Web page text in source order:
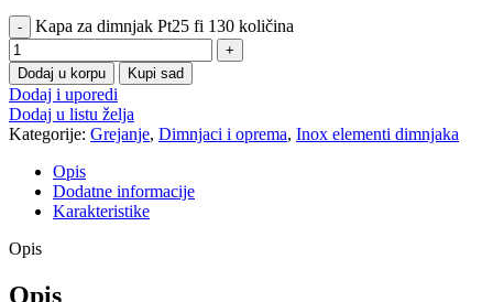
Kapa za dimnjak Pt25 fi 130 količina
Dodaj u korpu Kupi sad
Dodaj i uporedi
Dodaj u listu želja
Kategorije: Grejanje, Dimnjaci i oprema, Inox elementi dimnjaka
Opis
Dodatne informacije
Karakteristike
Opis
Opis